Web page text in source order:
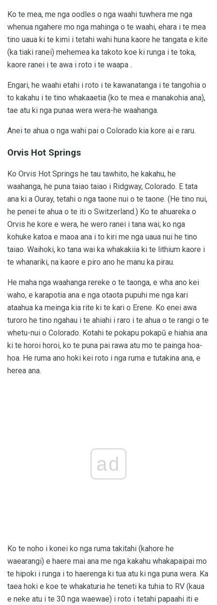
Ko te mea, me nga oodles o nga waahi tuwhera me nga
whenua ngahere mo nga mahinga o te waahi, ehara i te mea
tino uaua ki te kimi i tetahi wahi huna kaore he tangata e kite
(ka tiaki ranei) mehemea ka takoto koe ki runga i te toka,
kaore ranei i te awa i roto i te waapa .
Engari, he waahi etahi i roto i te kawanatanga i te tangohia o
to kakahu i te tino whakaaetia (ko te mea e manakohia ana),
tae atu ki nga punaa wera wera-he waahanga.
Anei te ahua o nga wahi pai o Colorado kia kore ai e raru.
Orvis Hot Springs
Ko Orvis Hot Springs he tau tawhito, he kakahu, he
waahanga, he puna taiao taiao i Ridgway, Colorado. E tata
ana ki a Ouray, tetahi o nga taone nui o te taone. (He tino nui,
he penei te ahua o te iti o Switzerland.) Ko te ahuareka o
Orvis he kore e wera, he wero ranei i tana wai; ko nga
kohuke katoa e maoa ana i to kiri me nga uaua nui he tino
taiao. Waihoki, ko tana wai ka whakakiia ki te lithium kaore i
te whanariki, na kaore e piro ano he manu ka pirau.
He maha nga waahanga rereke o te taonga, e wha ano kei
waho, e karapotia ana e nga otaota pupuhi me nga kari
ataahua ka meinga kia rite ki te kari o Erene. Ko enei awa
turoro he tino ngahau i te ahiahi i raro i te ahua o te rangi o te
whetu-nui o Colorado. Kotahi te pokapu pokapū e hiahia ana
ki te horoi horoi, ko te puna pai rawa atu mo te painga hoa-
hoa. He ruma ano hoki kei roto i nga ruma e tutakina ana, e
herea ana.
ad
Ko te noho i konei ko nga ruma takitahi (kahore he
waearangi) e haere mai ana me nga kakahu whakapaipai mo
te hipoki i runga i to haerenga ki tua atu ki nga puna wera. Ka
taea hoki e koe te whakaturia he teneti ka tuhia to RV (kaua
e neke atu i te 30 nga waewae) i roto i tetahi papaahi iti e